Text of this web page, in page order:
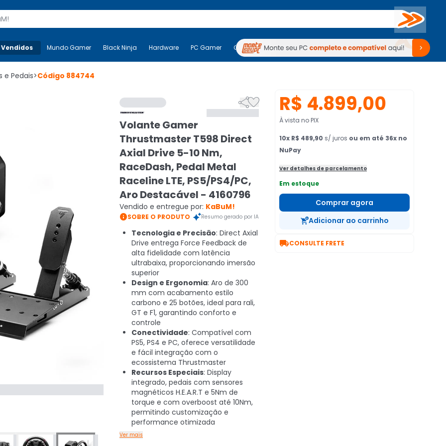
Buscar
Mais-v- Mundo Gamer Black Ninja Hardware PC Gamer Computadores Periféricos TV Venda no KaBuM!
Mundo Gamer Black Ninja Hardware PC Gamer Computadores Periféricos TV Venda no KaBuM!
e Pedais>Código 884744

Volante Gamer
Thrustmaster T598 Direct
Axial Drive 5-10 Nm,
RaceDash, Pedal Metal
Raceline LTE, PS5/PS4/PC,
Aro Destacável - 4160796
Vendido e entregue por: KaBuM!
SOBRE O PRODUTO Resumo gerado por IA
Tecnologia e Precisão: Direct Axial
Drive entrega Force Feedback de
alta fidelidade com latência
ultrabaixa, proporcionando imersão
superior
Design e Ergonomia: Aro de 300
mm com acabamento estilo
carbono e 25 botões, ideal para rali,
GT e F1, garantindo conforto e
controle
Conectividade: Compatível com
PS5, PS4 e PC, oferece versatilidade
e fácil integração com o
ecossistema Thrustmaster
Recursos Especiais: Display
integrado, pedais com sensores
magnéticos H.E.A.R.T e 5Nm de
torque e com overboost até 10Nm,
permitindo customização e
performance otimizada
Ver mais
R$ 4.899,00
À vista no PIX
10x R$ 489,90 s/ juros ou em até 36x no
NuPay
Ver detalhes de parcelamento
Em estoque
Comprar agora
Adicionar ao carrinho
CONSULTE FRETE